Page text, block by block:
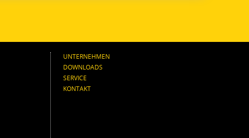
UNTERNEHMEN
DOWNLOADS
SERVICE
KONTAKT